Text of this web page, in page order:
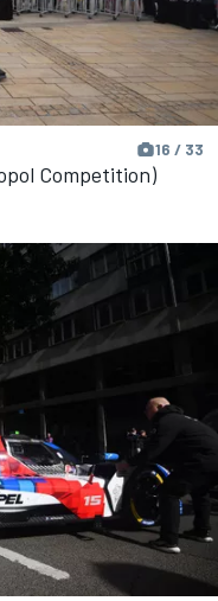
16 / 33
Competition)